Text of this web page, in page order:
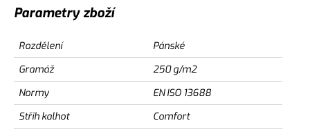
Parametry zboží
Rozdělení
Pánské
Gramáž
250 g/m2
Normy
EN ISO 13688
Střih kalhot
Comfort